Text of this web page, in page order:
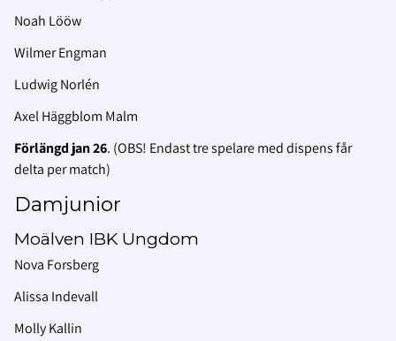
Noah Lööw
Wilmer Engman
Ludwig Norlén
Axel Häggblom Malm
Förlängd jan 26. (OBS! Endast tre spelare med dispens får
delta per match)
Damjunior
Moälven IBK Ungdom
Nova Forsberg
Alissa Indevall
Molly Kallin